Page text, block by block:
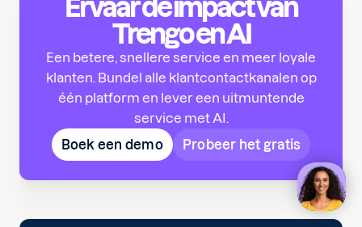
Ervaar de impact van
Trengo en AI
Een betere, snellere service en meer loyale
klanten. Bundel alle klantcontactkanalen op
één platform en lever een uitmuntende
service met AI.
Boek een demo
Probeer het gratis